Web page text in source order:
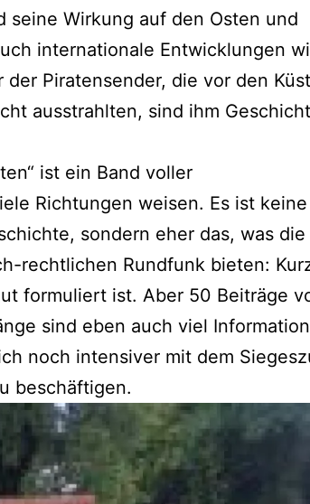
seine Wirkung auf den Osten und
internationale Entwicklungen
der Piratensender, die vor den
ausstrahlten, sind ihm
ist ein Band voller
Richtungen weisen. Es ist keine
sondern eher das, was die
rechtlichen Rundfunk bieten:
formuliert ist. Aber 50 Beiträge
sind eben auch viel
noch intensiver mit dem
beschäftigen.